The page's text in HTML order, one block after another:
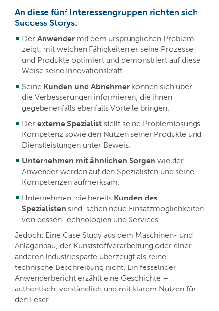
An diese fünf Interessengruppen richten sich
Success Storys:
Der Anwender mit dem ursprünglichen Problem
zeigt, mit welchen Fähigkeiten er seine Prozesse
und Produkte optimiert und demonstriert auf diese
Weise seine Innovationskraft.
Seine Kunden und Abnehmer können sich über
die Verbesserungen informieren, die ihnen
gegebenenfalls ebenfalls Vorteile bringen.
Der externe Spezialist stellt seine Problemlösungs-
Kompetenz sowie den Nutzen seiner Produkte und
Dienstleistungen unter Beweis.
Unternehmen mit ähnlichen Sorgen wie der
Anwender werden auf den Spezialisten und seine
Kompetenzen aufmerksam.
Unternehmen, die bereits Kunden des
Spezialisten sind, sehen neue Einsatzmöglichkeiten
von dessen Technologien und Services.
Jedoch: Eine Case Study aus dem Maschinen- und
Anlagenbau, der Kunststoffverarbeitung oder einer
anderen Industriesparte überzeugt als reine
technische Beschreibung nicht. Ein fesselnder
Anwenderbericht erzählt eine Geschichte –
authentisch, verständlich und mit klarem Nutzen für
den Leser.